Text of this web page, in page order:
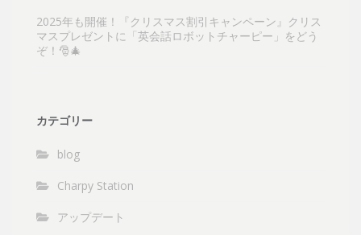
2025年も開催！『クリスマス割引キャンペーン』クリス
マスプレゼントに「英会話ロボットチャーピー」をどう
ぞ！🎅🎄
カテゴリー
blog
Charpy Station
アップデート